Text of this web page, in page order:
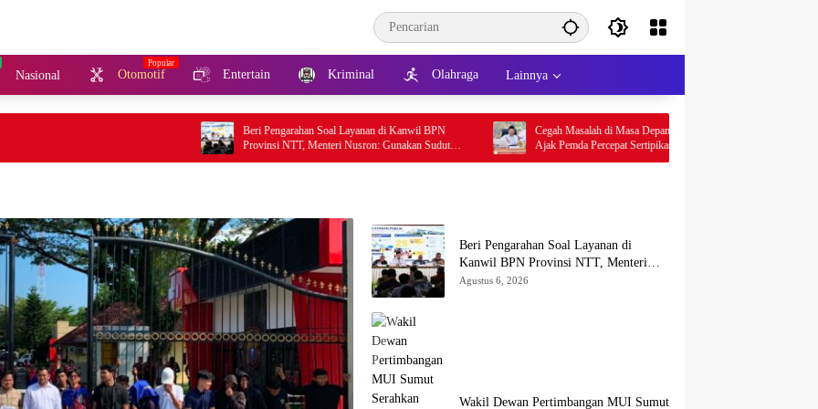
Nasional Otomotif Entertain Kriminal Olahraga Lainnya
Beri Pengarahan Soal Layanan di Kanwil BPN
Provinsi NTT, Menteri Nusron: Gunakan Sudut
Pandang Masyarakat
Cegah Masalah di Masa Depan, Menteri Nusron
Ajak Pemda Percepat Sertipikasi Tanah Rumah
Ibadah di NTT
Beri Pengarahan Soal Layanan di
Kanwil BPN Provinsi NTT, Menteri
Nusron: Gunakan Sudut Pandang
Agustus 6, 2026
Wakil Dewan Pertimbangan MUI Sumut